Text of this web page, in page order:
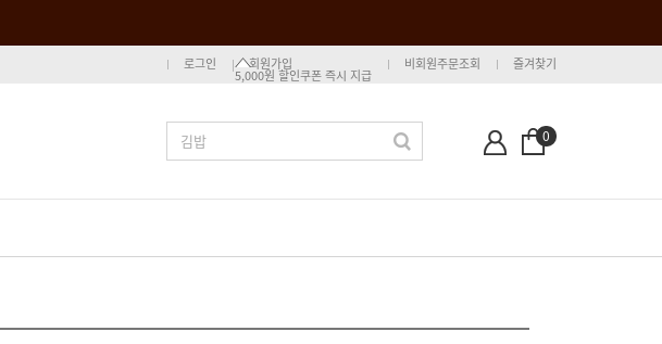
로그인 회원가입
5,000원 할인쿠폰 즉시 지급
비회원주문조회 즐겨찾기
0